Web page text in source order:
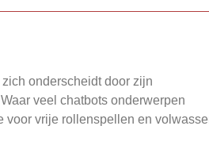
onderscheidt door zijn
veel chatbots onderwerpen
voor vrije rollenspellen en